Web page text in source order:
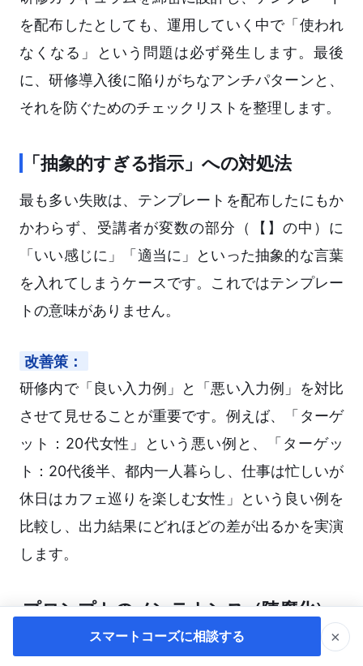
を配布したとしても、運用していく中で「使われ
なくなる」という問題は必ず発生します。最後
に、研修導入後に陥りがちなアンチパターンと、
それを防ぐためのチェックリストを整理します。
「抽象的すぎる指示」への対処法
最も多い失敗は、テンプレートを配布したにもか
かわらず、受講者が変数の部分（【】の中）に
「いい感じに」「適当に」といった抽象的な言葉
を入れてしまうケースです。これではテンプレー
トの意味がありません。
改善策：
研修内で「良い入力例」と「悪い入力例」を対比
させて見せることが重要です。例えば、「ターゲ
ット：20代女性」という悪い例と、「ターゲッ
ト：20代後半、都内一人暮らし、仕事は忙しいが
休日はカフェ巡りを楽しむ女性」という良い例を
比較し、出力結果にどれほどの差が出るかを実演
します。
プロンプトのメンテナンス（陳腐化）
を防ぐにはスマートコーズに相談する ×